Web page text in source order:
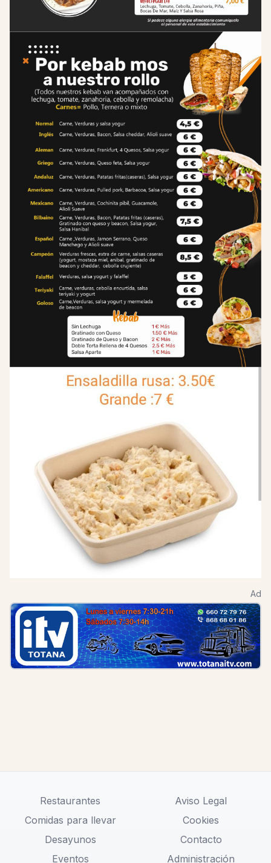
Ad
Restaurantes
Comidas para llevar
Desayunos
Eventos
Aviso Legal
Cookies
Contacto
Administración